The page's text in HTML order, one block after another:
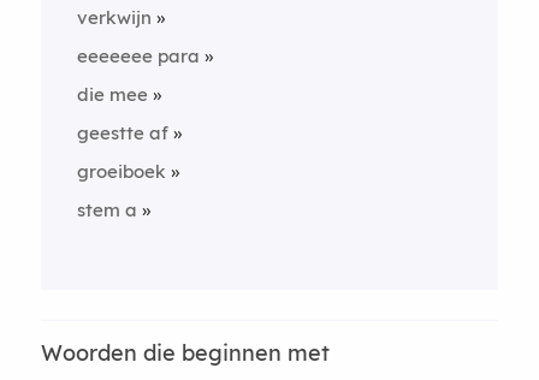
verkwijn
eeeeeee para
die mee
geestte af
groeiboek
stem a
Woorden die beginnen met